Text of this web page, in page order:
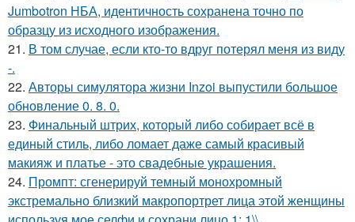
Jumbotron НБА, идентичность сохранена точно по
образцу из исходного изображения.
21. В том случае, если кто-то вдруг потерял меня из виду
-.
22. Авторы симулятора жизни Inzoi выпустили большое
обновление 0. 8. 0.
23. Финальный штрих, который либо собирает всё в
единый стиль, либо ломает даже самый красивый
макияж и платье - это свадебные украшения.
24. Промпт: сгенерируй темный монохромный
экстремально близкий макропортрет лица этой женщины